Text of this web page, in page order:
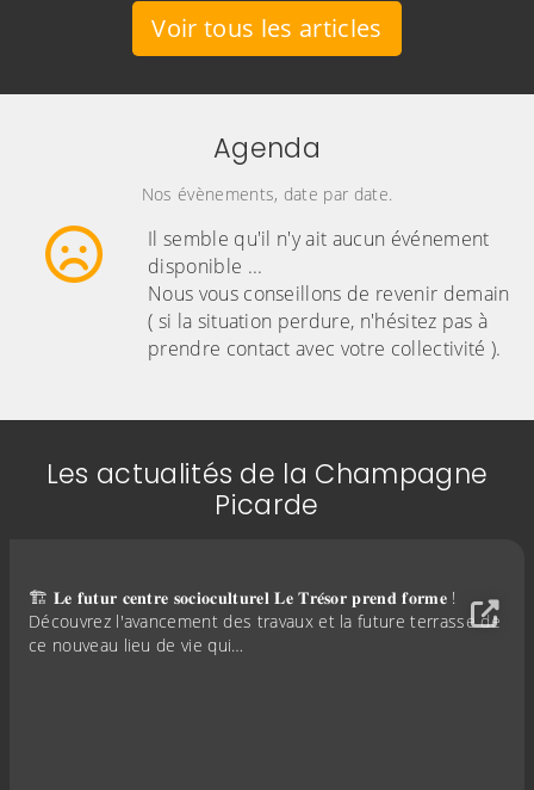
Voir tous les articles
Agenda
Nos évènements, date par date.
Il semble qu'il n'y ait aucun événement
disponible ...
Nous vous conseillons de revenir demain
( si la situation perdure, n'hésitez pas à
prendre contact avec votre collectivité ).
Les actualités de la Champagne
Picarde
🏗️ 𝐋𝐞 𝐟𝐮𝐭𝐮𝐫 𝐜𝐞𝐧𝐭𝐫𝐞 𝐬𝐨𝐜𝐢𝐨𝐜𝐮𝐥𝐭𝐮𝐫𝐞𝐥 𝐋𝐞 𝐓𝐫𝐞́𝐬𝐨𝐫 𝐩𝐫𝐞𝐧𝐝 𝐟𝐨𝐫𝐦𝐞 !
Découvrez l'avancement des travaux et la future terrasse de
ce nouveau lieu de vie qui…